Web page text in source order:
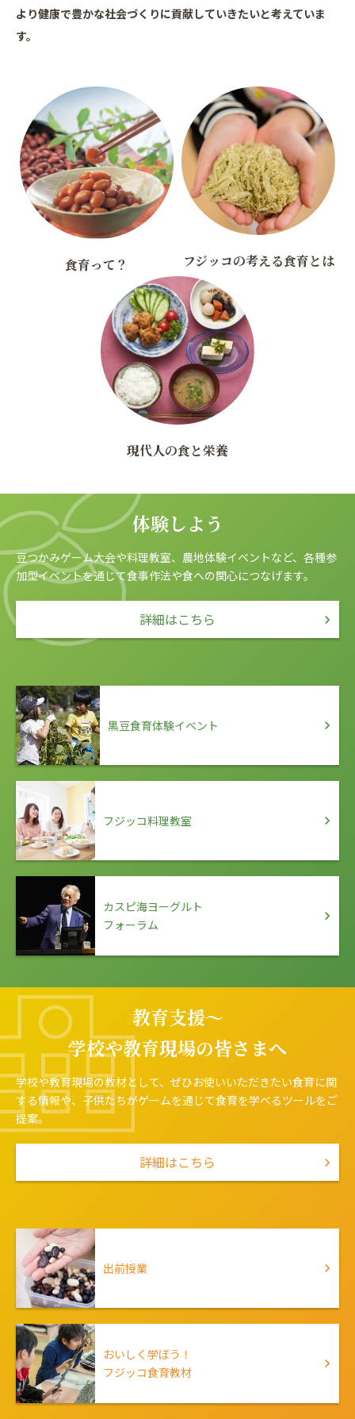
より健康で豊かな社会づくりに貢献していきたいと考えていま
す。
食育って？ フジッコの考える食育とは
現代人の食と栄養
体験しよう
豆つかみゲーム大会や料理教室、農地体験イベントなど、 各種参
加型イベントを通じて食事作法や食への関心につなげます。
詳細はこちら
黒豆食育体験イベント
フジッコ料理教室
カスピ海ヨーグルト
フォーラム
教育支援～
学校や教育現場の皆さまへ
学校や教育現場の教材として、ぜひお使いいただきたい食育に関
する情報や、 子供たちがゲームを通じて食育を学べるツールをご
提案。
詳細はこちら
出前授業
おいしく学ぼう！
フジッコ食育教材